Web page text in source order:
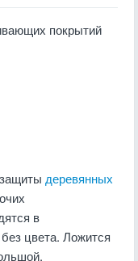
покрытий
деревянных
в
цвета. Ложится